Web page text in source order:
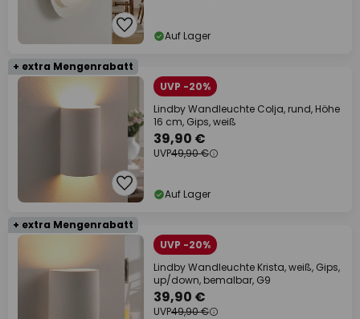
Auf Lager
+ extra Mengenrabatt
UVP -20%
Lindby Wandleuchte Colja, rund, Höhe
16 cm, Gips, weiß
39,90 €
UVP49,90 €
Auf Lager
+ extra Mengenrabatt
UVP -20%
Lindby Wandleuchte Krista, weiß, Gips,
up/down, bemalbar, G9
39,90 €
UVP49,90 €